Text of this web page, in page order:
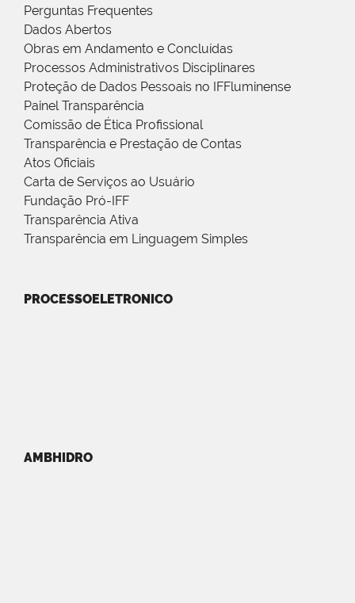
Perguntas Frequentes
Dados Abertos
Obras em Andamento e Concluídas
Processos Administrativos Disciplinares
Proteção de Dados Pessoais no IFFluminense
Painel Transparência
Comissão de Ética Profissional
Transparência e Prestação de Contas
Atos Oficiais
Carta de Serviços ao Usuário
Fundação Pró-IFF
Transparência Ativa
Transparência em Linguagem Simples
PROCESSOELETRONICO
AMBHIDRO